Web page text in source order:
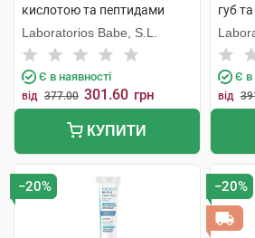
кислотою та пептидами
SPF50 20 мл 1 туба
Laboratorios Babe, S.L.
Є в наявності
від 377.00 301.60 грн
КУПИТИ
губ
туба
Є в
від
−20% −20%